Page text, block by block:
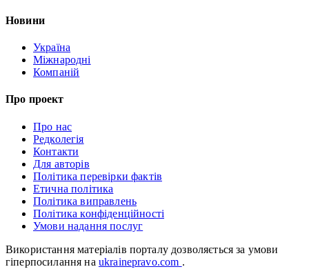
Новини
Україна
Міжнародні
Компаній
Про проект
Про нас
Редколегія
Контакти
Для авторів
Політика перевірки фактів
Етична політика
Політика виправлень
Політика конфіденційності
Умови надання послуг
Використання матеріалів порталу дозволяється за умови
гіперпосилання на ukrainepravo.com .